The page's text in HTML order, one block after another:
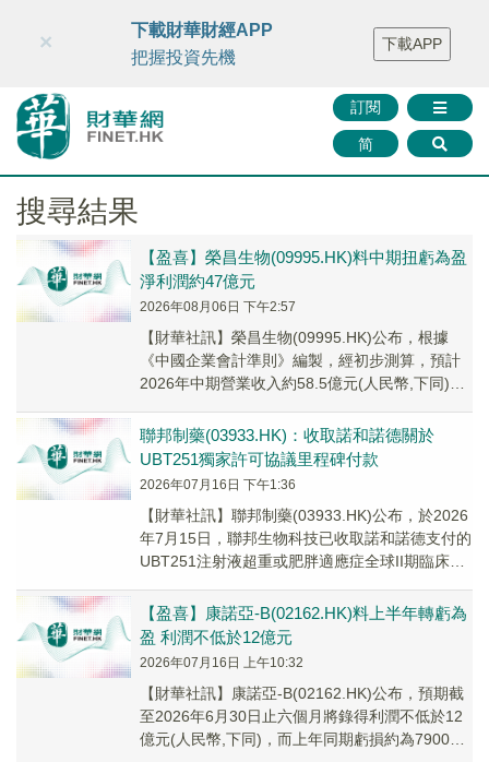
財華智庫網 FINTV FINMETA 財華證券 媒體矩陣
智庫沙龍
聯絡我們
訂閱
简
×
下載財華財經APP
把握投資先機
下載APP
搜尋結果
【盈喜】榮昌生物(09995.HK)料中期扭虧為盈
淨利潤約47億元
2026年08月06日 下午2:57
【財華社訊】榮昌生物(09995.HK)公布，根據
《中國企業會計準則》編製，經初步測算，預計
2026年中期營業收入約58.5億元(人民幣,下同)，
聯邦制藥(03933.HK)：收取諾和諾德關於
UBT251獨家許可協議里程碑付款
2026年07月16日 下午1:36
【財華社訊】聯邦制藥(03933.HK)公布，於2026
年7月15日，聯邦生物科技已收取諾和諾德支付的
UBT251注射液超重或肥胖適應症全球II期臨床里
【盈喜】康諾亞-B(02162.HK)料上半年轉虧為
盈 利潤不低於12億元
2026年07月16日 上午10:32
【財華社訊】康諾亞-B(02162.HK)公布，預期截
至2026年6月30日止六個月將錄得利潤不低於12
億元(人民幣,下同)，而上年同期虧損約為7900萬